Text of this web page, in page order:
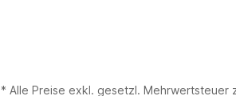
* Alle Preise exkl. gesetzl. Mehrwertsteuer